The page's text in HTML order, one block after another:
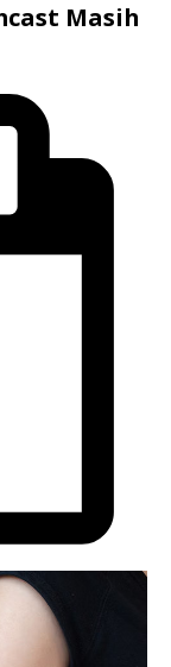
Masih